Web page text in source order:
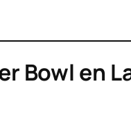
Bowl en